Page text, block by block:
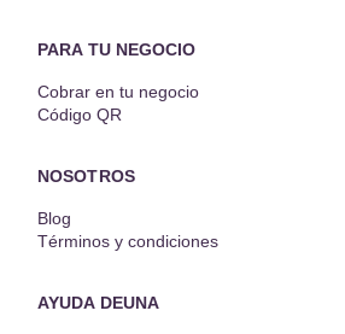
PARA TU NEGOCIO
Cobrar en tu negocio
Código QR
NOSOTROS
Blog
Términos y condiciones
AYUDA DEUNA